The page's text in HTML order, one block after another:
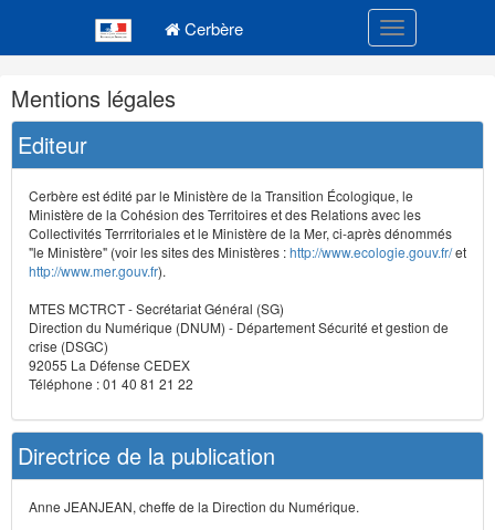
Cerbère Toggle
Navigation
et
outils
annexes
Mentions légales
Editeur
Cerbère est édité par le Ministère de la Transition Écologique, le
Ministère de la Cohésion des Territoires et des Relations avec les
Collectivités Terrritoriales et le Ministère de la Mer, ci-après dénommés
"le Ministère" (voir les sites des Ministères :http://www.ecologie.gouv.fr/et
http://www.mer.gouv.fr).
MTES MCTRCT - Secrétariat Général (SG)
Direction du Numérique (DNUM) - Département Sécurité et gestion de
crise (DSGC)
92055 La Défense CEDEX
Téléphone : 01 40 81 21 22
Directrice de la publication
Anne JEANJEAN, cheffe de la Direction du Numérique.